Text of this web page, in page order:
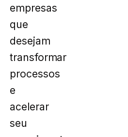
empresas
que
desejam
transformar
processos
e
acelerar
seu